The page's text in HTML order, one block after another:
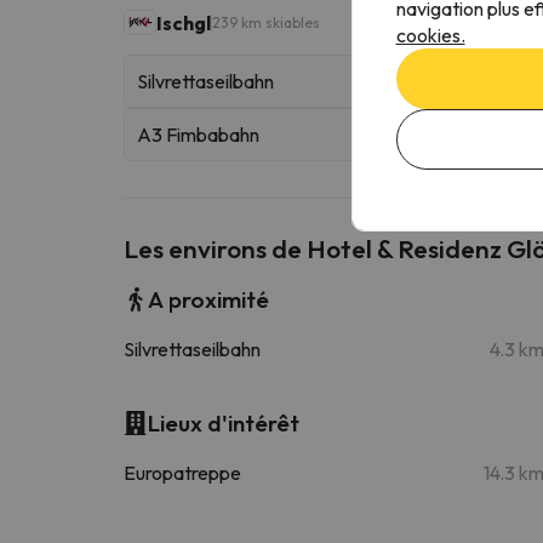
Ischgl239 km skiables
Silvrettaseilbahn
A3 Fimbabahn
Les environs de Hotel & Residenz
A proximité
Silvrettaseilbahn 4.3 km
Lieux d'intérêt
Europatreppe 14.3 km
navigation plus
cookies.